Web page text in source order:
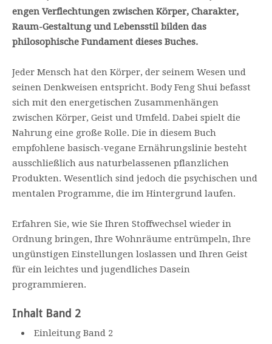
engen Verflechtungen zwischen Körper, Charakter,
Raum-Gestaltung und Lebensstil bilden das
philosophische Fundament dieses Buches.
Jeder Mensch hat den Körper, der seinem Wesen und
seinen Denkweisen entspricht. Body Feng Shui befasst
sich mit den energetischen Zusammenhängen
zwischen Körper, Geist und Umfeld. Dabei spielt die
Nahrung eine große Rolle. Die in diesem Buch
empfohlene basisch-vegane Ernährungslinie besteht
ausschließlich aus naturbelassenen pflanzlichen
Produkten. Wesentlich sind jedoch die psychischen und
mentalen Programme, die im Hintergrund laufen.
Erfahren Sie, wie Sie Ihren Stoffwechsel wieder in
Ordnung bringen, Ihre Wohnräume entrümpeln, Ihre
ungünstigen Einstellungen loslassen und Ihren Geist
für ein leichtes und jugendliches Dasein
programmieren.
Inhalt Band 2
Einleitung Band 2